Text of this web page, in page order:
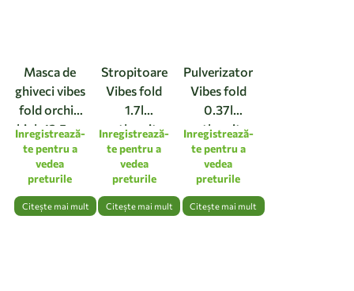
Masca de
ghiveci vibes
fold orchid
high 12,5cm
linen white
Inregistrează-
te pentru a
vedea
preturile
Citește mai mult
Stropitoare
Vibes fold
1.7l
anthracite
Inregistrează-
te pentru a
vedea
preturile
Citește mai mult
Pulverizator
Vibes fold
0.37l
anthracite
Inregistrează-
te pentru a
vedea
preturile
Citește mai mult